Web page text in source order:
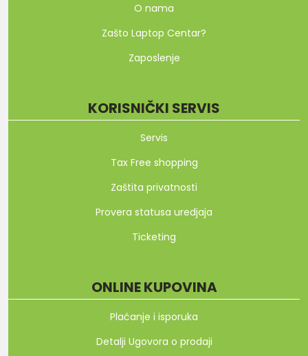
O nama
Zašto Laptop Centar?
Zaposlenje
KORISNIČKI SERVIS
Servis
Tax Free shopping
Zaštita privatnosti
Provera statusa uredjaja
Ticketing
ONLINE KUPOVINA
Plaćanje i isporuka
Detalji Ugovora o prodaji